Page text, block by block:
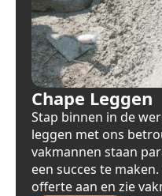
Chape Leggen
Stap binnen in de
leggen met ons
vakmannen staan
een succes te
offerte aan en zie